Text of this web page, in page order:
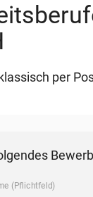
per
(Pflichtfeld)